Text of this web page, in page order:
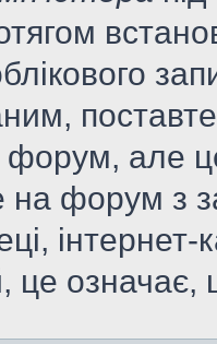
форум, але
на форум з
це